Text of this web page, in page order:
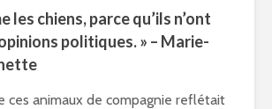
les chiens, parce qu’ils n’ont
politiques. » – Marie-
ces animaux de compagnie reflétait